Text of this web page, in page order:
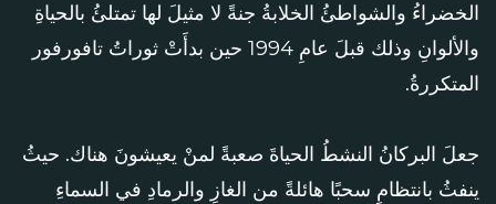
الخضراءُ والشواطئُ الخلابةُ جنةً لا مثيلَ لها تمتلئُ بالحياةِ
والألوانِ وذلك قبلَ عامِ 1994 حين بدأَتْ ثوراتُ تافورفور
المتكررةُ.
جعلَ البركانُ النشطُ الحياةَ صعبةً لمنْ يعيشونَ هناك. حيثُ
ينفثُ بانتظامٍ سحبًا هائلةً من الغازِ والرمادِ في السماءِ